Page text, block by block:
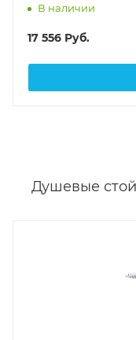
В наличии
17 556 Руб.
Душевые